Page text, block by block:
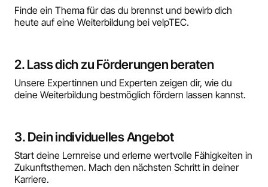
Finde ein Thema für das du brennst und bewirb dich
heute auf eine Weiterbildung bei velpTEC.
2. Lass dich zu Förderungen beraten
Unsere Expertinnen und Experten zeigen dir, wie du
deine Weiterbildung bestmöglich fördern lassen kannst.
3. Dein individuelles Angebot
Start deine Lernreise und erlerne wertvolle Fähigkeiten in
Zukunftsthemen. Mach den nächsten Schritt in deiner
Karriere.